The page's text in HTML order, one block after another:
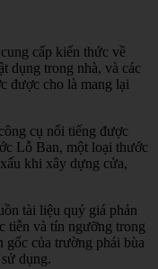
cấp kiến thức về
dụng trong nhà, và các
được cho là mang lại
cụ nổi tiếng được
Lỗ Ban, một loại thước
khi xây dựng cửa,
tài liệu quý giá phản
tiễn và tín ngưỡng trong
gốc của trường phái bùa
dụng.